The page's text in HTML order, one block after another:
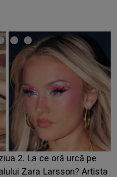
din "Casa Iubirii" l-a
CINE ESTE